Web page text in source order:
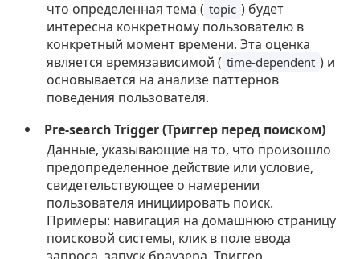
что определенная тема ( topic ) будет
интересна конкретному пользователю в
конкретный момент времени. Эта оценка
является времязависимой ( time-dependent ) и
основывается на анализе паттернов
поведения пользователя.
Pre-search Trigger (Триггер перед поиском)
Данные, указывающие на то, что произошло
предопределенное действие или условие,
свидетельствующее о намерении
пользователя инициировать поиск.
Примеры: навигация на домашнюю страницу
поисковой системы, клик в поле ввода